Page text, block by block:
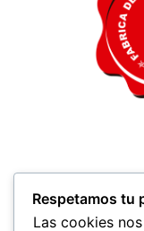
Respetamos tu
Las cookies